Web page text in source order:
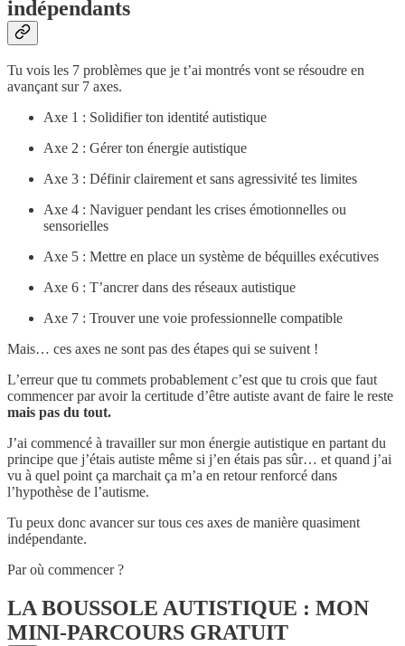
indépendants
Tu vois les 7 problèmes que je t’ai montrés vont se résoudre en
avançant sur 7 axes.
Axe 1 : Solidifier ton identité autistique
Axe 2 : Gérer ton énergie autistique
Axe 3 : Définir clairement et sans agressivité tes limites
Axe 4 : Naviguer pendant les crises émotionnelles ou
sensorielles
Axe 5 : Mettre en place un système de béquilles exécutives
Axe 6 : T’ancrer dans des réseaux autistique
Axe 7 : Trouver une voie professionnelle compatible
Mais… ces axes ne sont pas des étapes qui se suivent !
L’erreur que tu commets probablement c’est que tu crois que faut
commencer par avoir la certitude d’être autiste avant de faire le reste
mais pas du tout.
J’ai commencé à travailler sur mon énergie autistique en partant du
principe que j’étais autiste même si j’en étais pas sûr… et quand j’ai
vu à quel point ça marchait ça m’a en retour renforcé dans
l’hypothèse de l’autisme.
Tu peux donc avancer sur tous ces axes de manière quasiment
indépendante.
Par où commencer ?
LA BOUSSOLE AUTISTIQUE : MON
MINI-PARCOURS GRATUIT